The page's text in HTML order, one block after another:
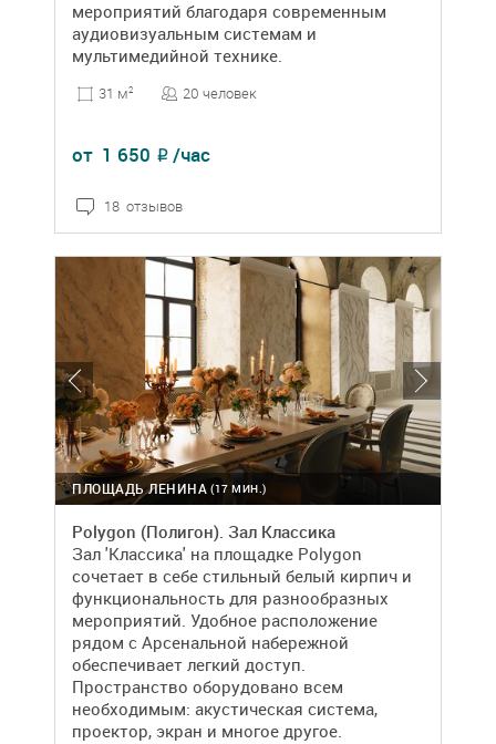
мероприятий благодаря современным
аудиовизуальным системам и
мультимедийной технике.
31 м2 20 человек
от 1 650 ₽ /час
18 отзывов
(17 МИН.)
ПЛОЩАДЬ ЛЕНИНА
Polygon (Полигон). Зал Классика
Зал 'Классика' на площадке Polygon
сочетает в себе стильный белый кирпич и
функциональность для разнообразных
мероприятий. Удобное расположение
рядом с Арсенальной набережной
обеспечивает легкий доступ.
Пространство оборудовано всем
необходимым: акустическая система,
проектор, экран и многое другое.